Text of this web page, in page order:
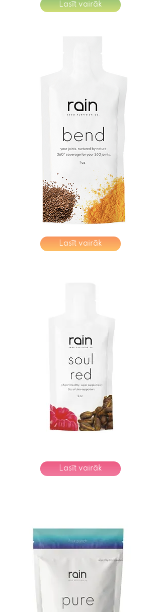
Lasīt vairāk
Lasīt vairāk
Lasīt vairāk